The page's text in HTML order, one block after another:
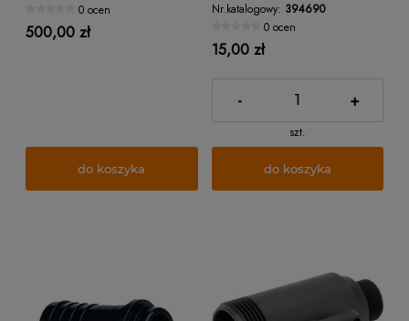
0 ocen
500,00 zł
do koszyka
Nr.katalogowy: 394690
0 ocen
15,00 zł
- +
szt.
do koszyka